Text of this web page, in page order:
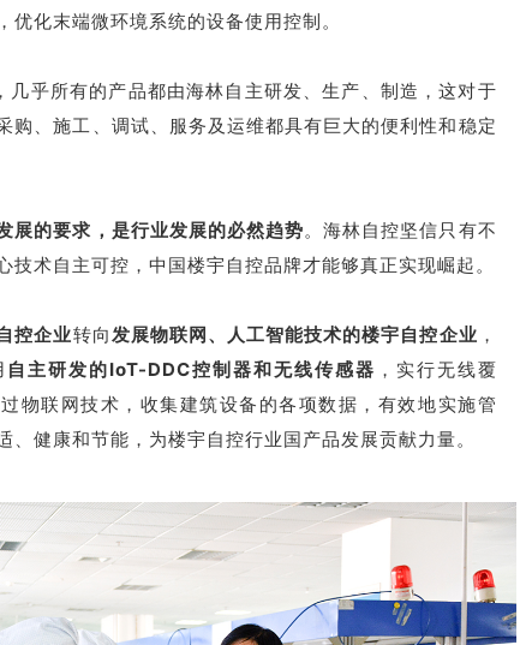
优化末端微环境系统的设备使用控制。
几乎所有的产品都由海林自主研发、生产、制造，这对于
购、施工、调试、服务及运维都具有巨大的便利性和稳定
展的要求，是行业发展的必然趋势。海林自控坚信只有不
技术自主可控，中国楼宇自控品牌才能够真正实现崛起。
控企业转向 发展物联网、人工智能技术的楼宇自控企业 ，
自主研发的IoT-DDC控制器和无线传感器 ，实行无线覆
物联网技术，收集建筑设备的各项数据，有效地实施管
、健康和节能，为楼宇自控行业国产品发展贡献力量。